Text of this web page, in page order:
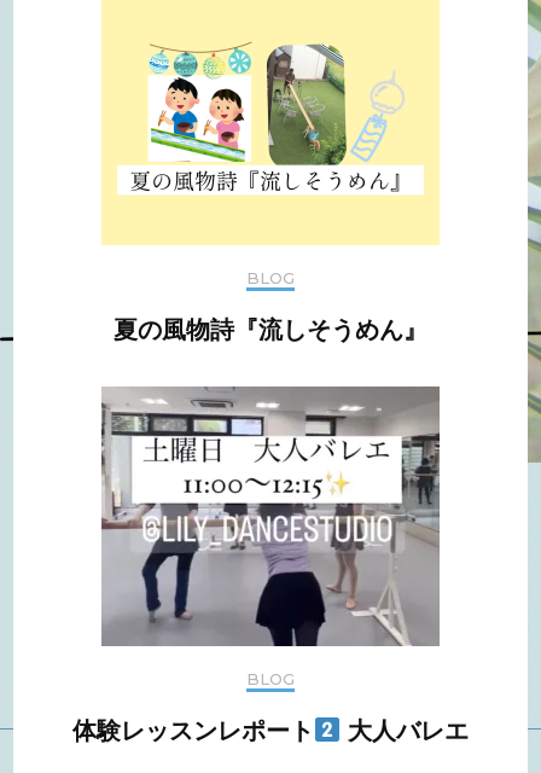
BLOG
夏の風物詩『流しそうめん』
BLOG
体験レッスンレポート 大人バレエ